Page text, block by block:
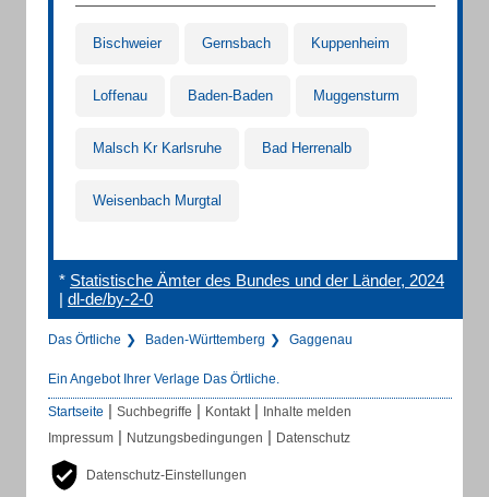
Bischweier Gernsbach Kuppenheim
Loffenau Baden-Baden Muggensturm
Malsch Kr Karlsruhe Bad Herrenalb
Weisenbach Murgtal
* Statistische Ämter des Bundes und der Länder, 2024
| dl-de/by-2-0
Das Örtliche Baden-Württemberg Gaggenau
Ein Angebot Ihrer Verlage Das Örtliche.
Startseite | Suchbegriffe | Kontakt | Inhalte melden
Impressum | Nutzungsbedingungen | Datenschutz
Datenschutz-Einstellungen